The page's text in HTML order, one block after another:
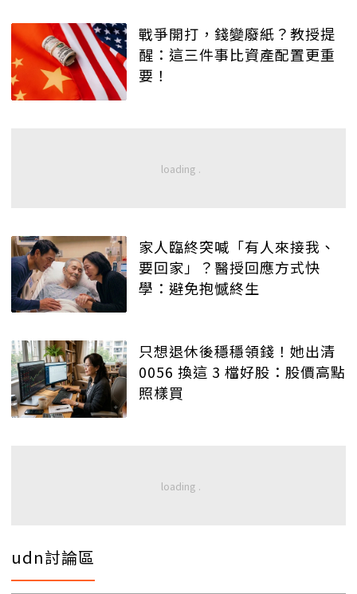
戰爭開打，錢變廢紙？教授提
醒：這三件事比資產配置更重
要！
家人臨終突喊「有人來接我、
要回家」？醫授回應方式快
學：避免抱憾終生
只想退休後穩穩領錢！她出清
0056 換這 3 檔好股：股價高點
照樣買
udn討論區